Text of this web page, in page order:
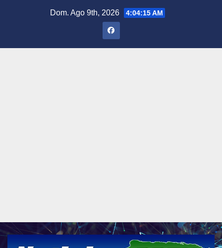
Dom. Ago 9th, 2026 4:04:16 AM